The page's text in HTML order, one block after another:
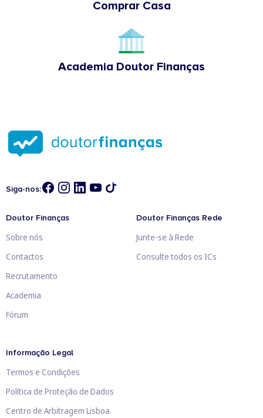
Comprar Casa
Academia Doutor Finanças
Siga-nos:
Doutor Finanças
Sobre nós
Contactos
Recrutamento
Academia
Fórum
Doutor Finanças Rede
Junte-se à Rede
Consulte todos os ICs
Informação Legal
Termos e Condições
Política de Proteção de Dados
Centro de Arbitragem Lisboa